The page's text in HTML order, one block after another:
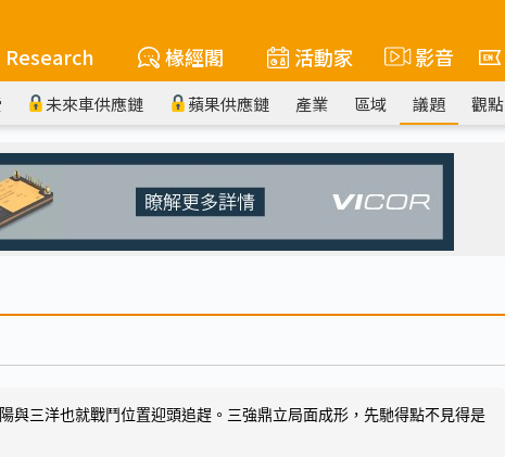
Research 椽經閣 活動家 影音
未來車供應鏈 蘋果供應鏈 產業 區域 議題 觀點
與三洋也就戰鬥位置迎頭追趕。三強鼎立局面成形，先馳得點不見得是